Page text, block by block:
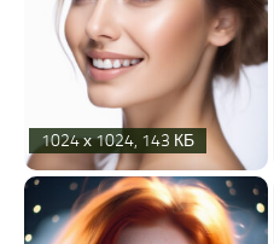
1024 х 1024, 143 КБ